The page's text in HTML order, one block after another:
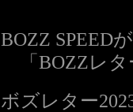
BOZZ SPEED
「BOZZレタ
ボズレター